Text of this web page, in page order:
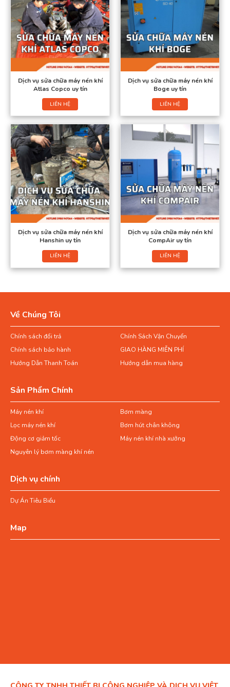
Dịch vụ sửa chữa máy nén khí
Atlas Copco uy tín
LIÊN HỆ
Dịch vụ sửa chữa máy nén khí
Boge uy tín
LIÊN HỆ
Dịch vụ sửa chữa máy nén khí
Hanshin uy tín
LIÊN HỆ
Dịch vụ sửa chữa máy nén khí
CompAir uy tín
LIÊN HỆ
Về Chúng Tôi
Chính sách đổi trả
Chính Sách Vận Chuyển
Chính sách bảo hành
GIAO HÀNG MIỄN PHÍ
Hướng Dẫn Thanh Toán
Hướng dẫn mua hàng
Sản Phẩm Chính
Máy nén khí
Bơm màng
Lọc máy nén khí
Bơm hút chân không
Động cơ giảm tốc
Máy nén khí nhà xưởng
Nguyên lý bơm màng khí nén
Dịch vụ chính
Dự Án Tiêu Biểu
Map